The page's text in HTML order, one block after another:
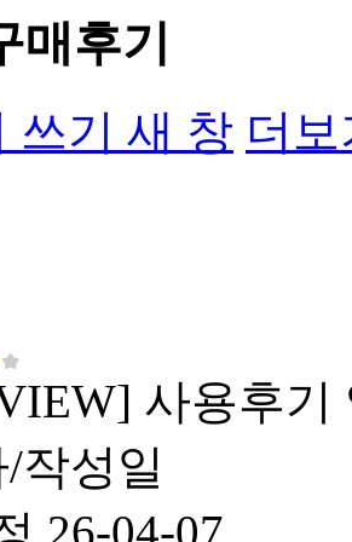
매후기
쓰기 새 창 더보
사용후기
작성일